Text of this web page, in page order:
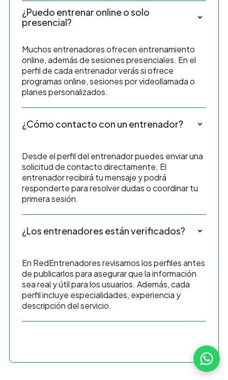
¿Puedo entrenar online o solo
presencial?
Muchos entrenadores ofrecen entrenamiento
online, además de sesiones presenciales. En el
perfil de cada entrenador verás si ofrece
programas online, sesiones por videollamada o
planes personalizados.
¿Cómo contacto con un entrenador?
Desde el perfil del entrenador puedes enviar una
solicitud de contacto directamente. El
entrenador recibirá tu mensaje y podrá
responderte para resolver dudas o coordinar tu
primera sesión.
¿Los entrenadores están verificados?
En RedEntrenadores revisamos los perfiles antes
de publicarlos para asegurar que la información
sea real y útil para los usuarios. Además, cada
perfil incluye especialidades, experiencia y
descripción del servicio.